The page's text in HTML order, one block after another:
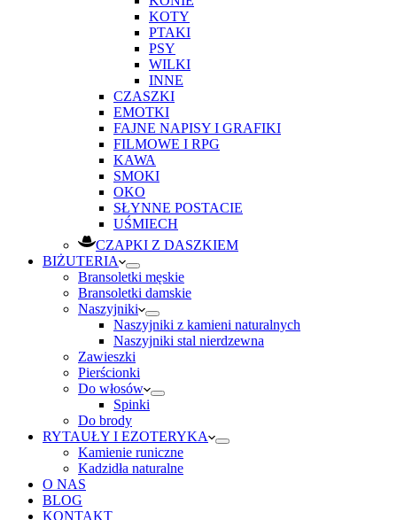
KOTY
PTAKI
PSY
WILKI
INNE
CZASZKI
EMOTKI
FAJNE NAPISY I GRAFIKI
FILMOWE I RPG
KAWA
SMOKI
OKO
SŁYNNE POSTACIE
UŚMIECH
CZAPKI Z DASZKIEM
BIŻUTERIA
Bransoletki męskie
Bransoletki damskie
Naszyjniki
Naszyjniki z kamieni naturalnych
Naszyjniki stal nierdzewna
Zawieszki
Pierścionki
Do włosów
Spinki
Do brody
RYTAUŁY I EZOTERYKA
Kamienie runiczne
Kadzidła naturalne
O NAS
BLOG
KONTAKT